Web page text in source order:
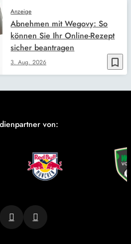
bookmark_border
Anzeige
3. Aug. 2026
Abnehmen mit Wegovy: So
können Sie Ihr Online-Rezept
sicher beantragen
von: